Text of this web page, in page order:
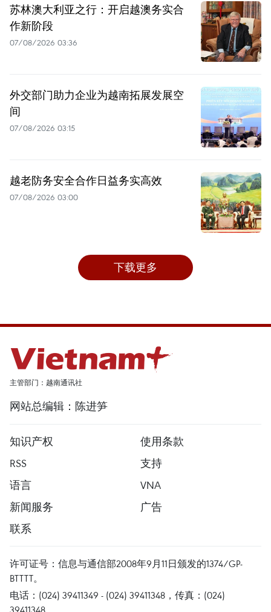
苏林澳大利亚之行：开启越澳务实合
作新阶段
07/08/2026 03:36
外交部门助力企业为越南拓展发展空
间
07/08/2026 03:15
越老防务安全合作日益务实高效
07/08/2026 03:00
下载更多
主管部门：越南通讯社
网站总编辑：陈进笋
知识产权
使用条款
RSS
支持
语言
VNA
新闻服务
广告
联系
许可证号：信息与通信部2008年9月11日颁发的1374/GP-
BTTTT。
电话：(024) 39411349 - (024) 39411348，传真：(024)